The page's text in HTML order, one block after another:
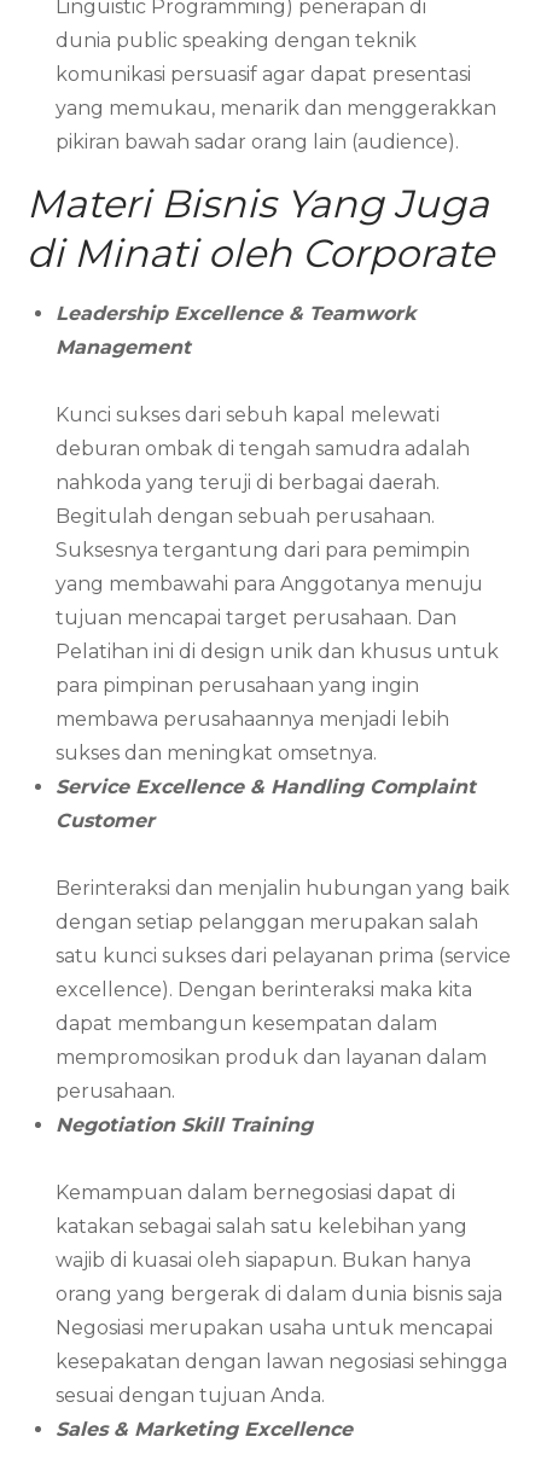
Linguistic Programming) penerapan di
dunia public speaking dengan teknik
komunikasi persuasif agar dapat presentasi
yang memukau, menarik dan menggerakkan
pikiran bawah sadar orang lain (audience).
Materi Bisnis Yang Juga
di Minati oleh Corporate
Leadership Excellence & Teamwork
Management
Kunci sukses dari sebuh kapal melewati
deburan ombak di tengah samudra adalah
nahkoda yang teruji di berbagai daerah.
Begitulah dengan sebuah perusahaan.
Suksesnya tergantung dari para pemimpin
yang membawahi para Anggotanya menuju
tujuan mencapai target perusahaan. Dan
Pelatihan ini di design unik dan khusus untuk
para pimpinan perusahaan yang ingin
membawa perusahaannya menjadi lebih
sukses dan meningkat omsetnya.
Service Excellence & Handling Complaint
Customer
Berinteraksi dan menjalin hubungan yang baik
dengan setiap pelanggan merupakan salah
satu kunci sukses dari pelayanan prima (service
excellence). Dengan berinteraksi maka kita
dapat membangun kesempatan dalam
mempromosikan produk dan layanan dalam
perusahaan.
Negotiation Skill Training
Kemampuan dalam bernegosiasi dapat di
katakan sebagai salah satu kelebihan yang
wajib di kuasai oleh siapapun. Bukan hanya
orang yang bergerak di dalam dunia bisnis saja
Negosiasi merupakan usaha untuk mencapai
kesepakatan dengan lawan negosiasi sehingga
sesuai dengan tujuan Anda.
Sales & Marketing Excellence